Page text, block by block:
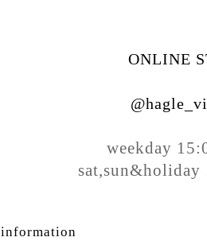
ONLINE
weekday
sat,sun&holiday
information